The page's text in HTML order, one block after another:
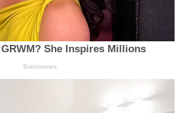
GRWM? She Inspires Millions
Brainberries